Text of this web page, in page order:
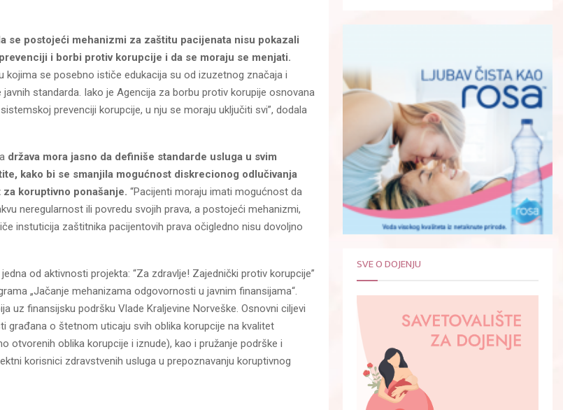
se postojeći mehanizmi za zaštitu pacijenata nisu pokazali
i borbi protiv korupcije i da se moraju se menjati.
kojima se posebno ističe edukacija su od izuzetnog značaja i
standarda. Iako je Agencija za borbu protiv korupije osnovana
prevenciji korupcije, u nju se moraju uključiti svi”, dodala
država mora jasno da definiše standarde usluga u svim
kako bi se smanjila mogućnost diskrecionog odlučivanja
koruptivno ponašanje. “Pacijenti moraju imati mogućnost da
neregularnost ili povredu svojih prava, a postojeći mehanizmi,
instuticija zaštitnika pacijentovih prava očigledno nisu dovoljno
od aktivnosti projekta: “Za zdravlje! Zajednički protiv korupcije”
„Jačanje mehanizama odgovornosti u javnim finansijama“.
uz finansijsku podršku Vlade Kraljevine Norveške. Osnovni ciljevi
građana o štetnom uticaju svih oblika korupcije na kvalitet
otvorenih oblika korupcije i iznude), kao i pružanje podrške i
korisnici zdravstvenih usluga u prepoznavanju koruptivnog
SVE O DOJENJU